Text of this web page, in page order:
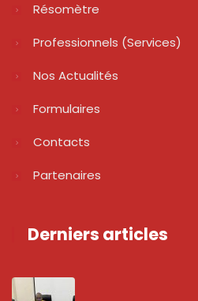
Résomètre
Professionnels (services)
Nos Actualités
Formulaires
Contacts
Partenaires
Derniers articles